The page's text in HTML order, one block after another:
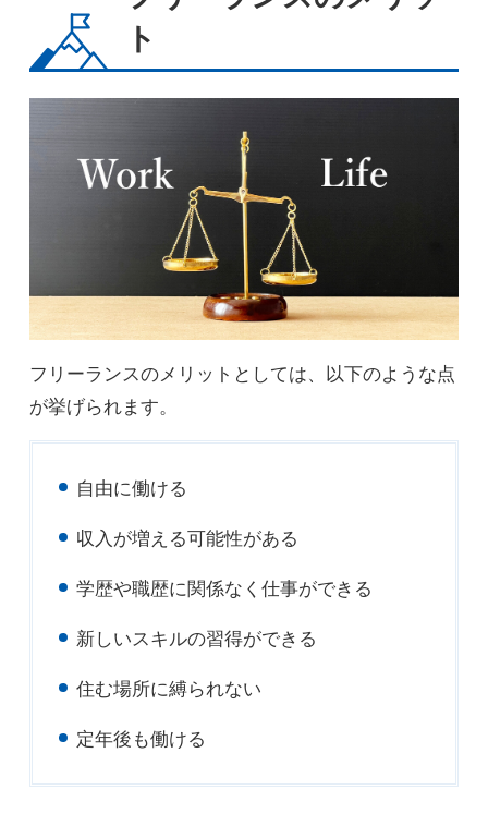
ト
フリーランスのメリットとしては、以下のような点
が挙げられます。
自由に働ける
収入が増える可能性がある
学歴や職歴に関係なく仕事ができる
新しいスキルの習得ができる
住む場所に縛られない
定年後も働ける